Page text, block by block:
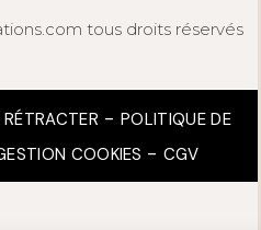
tous droits réservés
RÉTRACTER
POLITIQUE DE
COOKIES CGV